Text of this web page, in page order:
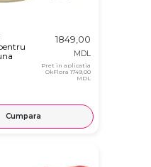
1849,00
MDL
Pret in aplicatia
OkFlora1749,00
MDL
Cumpara